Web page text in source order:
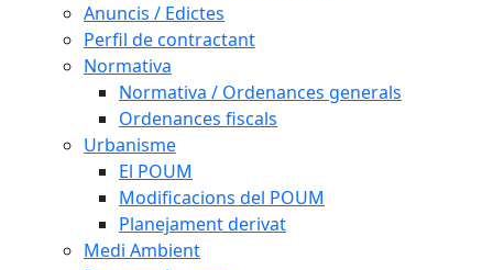
Anuncis / Edictes
Perfil de contractant
Normativa
Normativa / Ordenances generals
Ordenances fiscals
Urbanisme
El POUM
Modificacions del POUM
Planejament derivat
Medi Ambient